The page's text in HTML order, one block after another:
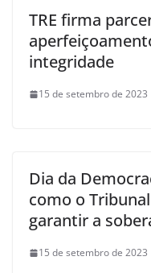
TRE firma
integridade
15 de setembro de 2023
Dia da
como o
garantir a
15 de setembro de 2023